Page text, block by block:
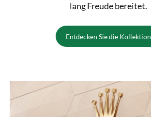
lang Freude bereitet.
Entdecken Sie die Kollektion